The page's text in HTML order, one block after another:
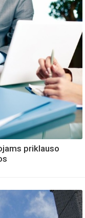
priklauso